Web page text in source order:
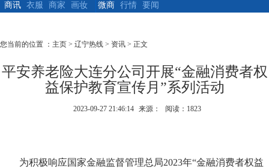
商讯
衣服 商家 画妆
微商
行情 要闻
您当前的位置 ： 主页 > 辽宁热线 > 资讯 > 正文
平安养老险大连分公司开展“金融消费者权
益保护教育宣传月”系列活动
2023-09-27 21:46:14 来源： 阅读：1823
为积极响应国家金融监督管理总局2023年“金融消费者权益